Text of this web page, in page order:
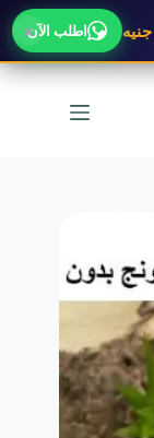
×اطلب الآن